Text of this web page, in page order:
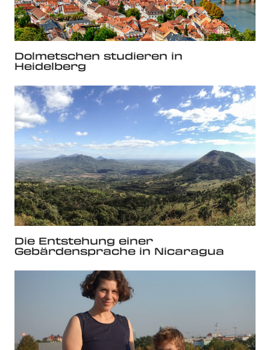
Dolmetschen studieren in
Heidelberg
Die Entstehung einer
Gebärdensprache in Nicaragua